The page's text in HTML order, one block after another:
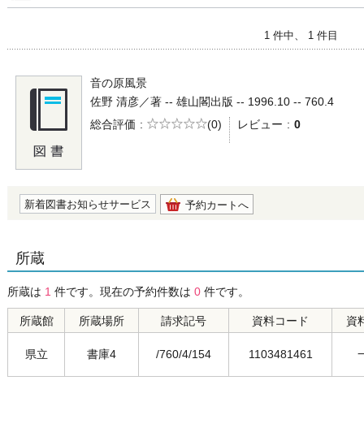
1 件中、 1 件目
音の原風景
佐野 清彦／著 -- 雄山閣出版 -- 1996.10 -- 760.4
総合評価
5段階評価
(0) レビュー 0
新着図書お知らせサービス 予約カートへ
所蔵
所蔵は 1 件です。現在の予約件数は 0 件です。
所蔵館 所蔵場所 請求記号 資料コード 資
県立 書庫4 /760/4/154 1103481461